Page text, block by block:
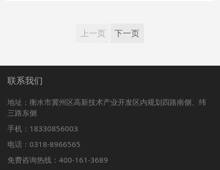
上一页 下一页
联系我们
地址：衡水市冀州区高新技术产业开发区内规划四路南侧、纬
三路东侧
手机：18330856003
电话：0318-8966565
免费咨询热线：400-161-3689